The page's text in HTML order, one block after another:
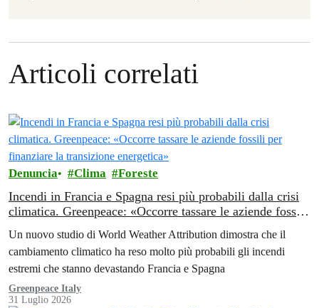
Articoli correlati
Denuncia Clima Foreste
Incendi in Francia e Spagna resi più probabili dalla crisi
climatica. Greenpeace: «Occorre tassare le aziende fossili
Un nuovo studio di World Weather Attribution dimostra che il
cambiamento climatico ha reso molto più probabili gli incendi
estremi che stanno devastando Francia e Spagna
Greenpeace Italy
31 Luglio 2026